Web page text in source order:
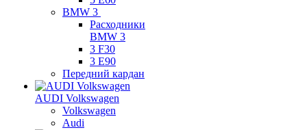
BMW 3
Расходники
BMW 3
3 F30
3 E90
Передний кардан
AUDI Volkswagen
Volkswagen
Audi